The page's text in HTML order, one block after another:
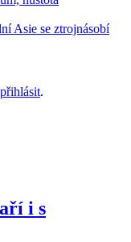
Asie se ztrojnásobí
přihlásit.
i s